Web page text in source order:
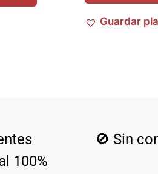
Guardar
100%
🚫 Sin